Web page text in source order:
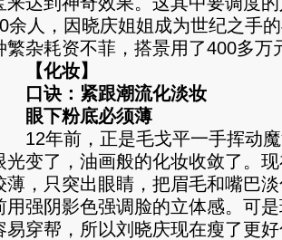
余人，因晓庆姐姐成为世纪之手
繁杂耗资不菲，搭景用了400多万
【化妆】
口诀：紧跟潮流化淡妆
眼下粉底必须薄
12年前，正是毛戈平一手挥动魔
光变了，油画般的化妆收敛了。
薄，只突出眼睛，把眉毛和嘴巴
用强阴影色强调脸的立体感。可
易穿帮，所以刘晓庆现在瘦了更